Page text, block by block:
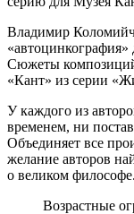
Владимир
Сюжеты
«Кант» из серии
У каждого из
временем, ни
Объединяет все
желание авторов
о великом философе.
Возрастные